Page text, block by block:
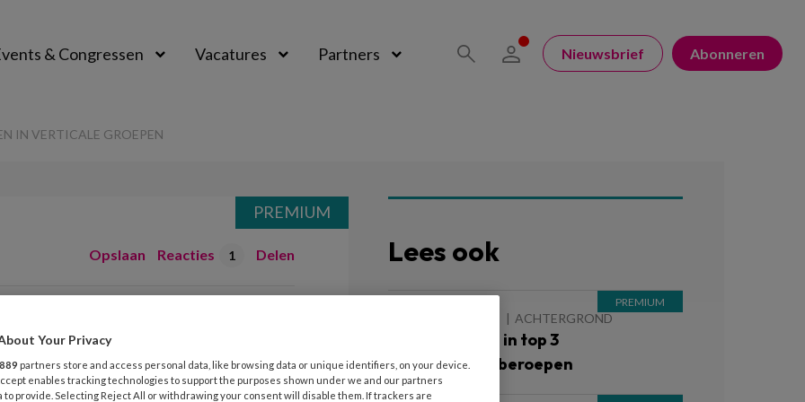
& Congressen Vacatures Partners Nieuwsbrief Abonneren
IN VERTICALE GROEPEN
Opslaan Reacties 1 Delen
kinderen
PREMIUM
Lees ook
ACHTERGROND
Kinderopvang in top 3
ziekteverzuimberoepen
Your Privacy
889 partners store and access personal data, like browsing data or unique identifiers, on your device.
enables tracking technologies to support the purposes shown under we and our partners
to provide. Selecting Reject All or withdrawing your consent will disable them. If trackers are